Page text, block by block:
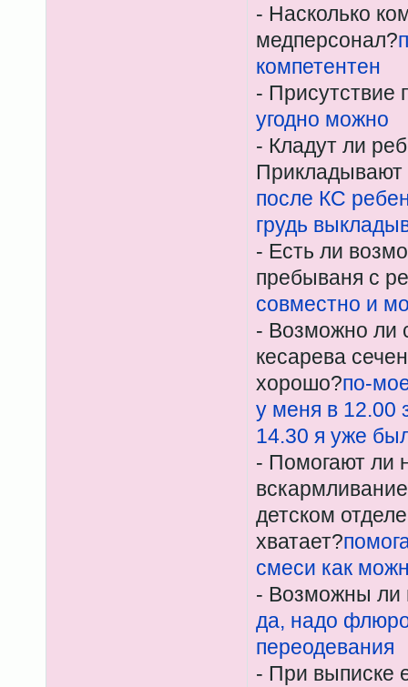
- Насколько
медперсонал?
компетентен
- Присутствие
угодно можно
- Кладут ли
Прикладывают
после КС
грудь
- Есть ли
пребываня с
совместно и
- Возможно ли
кесарева
хорошо?по-
у меня в 12.00
14.30 я уже
- Помогают ли
детском
хватает?
смеси как
- Возможны ли
да, надо
переодевания
- При выписке